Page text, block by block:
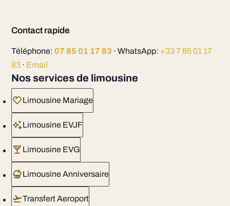
Contact rapide
Téléphone: 07 85 01 17 83 · WhatsApp: +33 7 85 01 17
83· Email
Nos services de limousine
Limousine Mariage
Limousine EVJF
Limousine EVG
Limousine Anniversaire
Transfert Aeroport